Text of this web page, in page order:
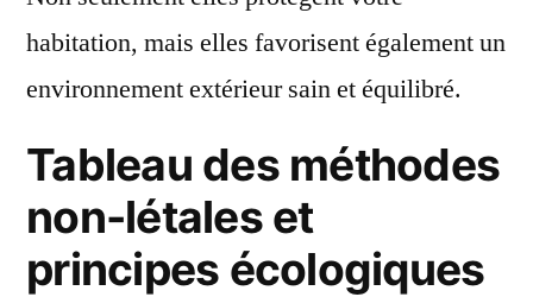
habitation, mais elles favorisent également un
environnement extérieur sain et équilibré.
Tableau des méthodes
non-létales et
principes écologiques